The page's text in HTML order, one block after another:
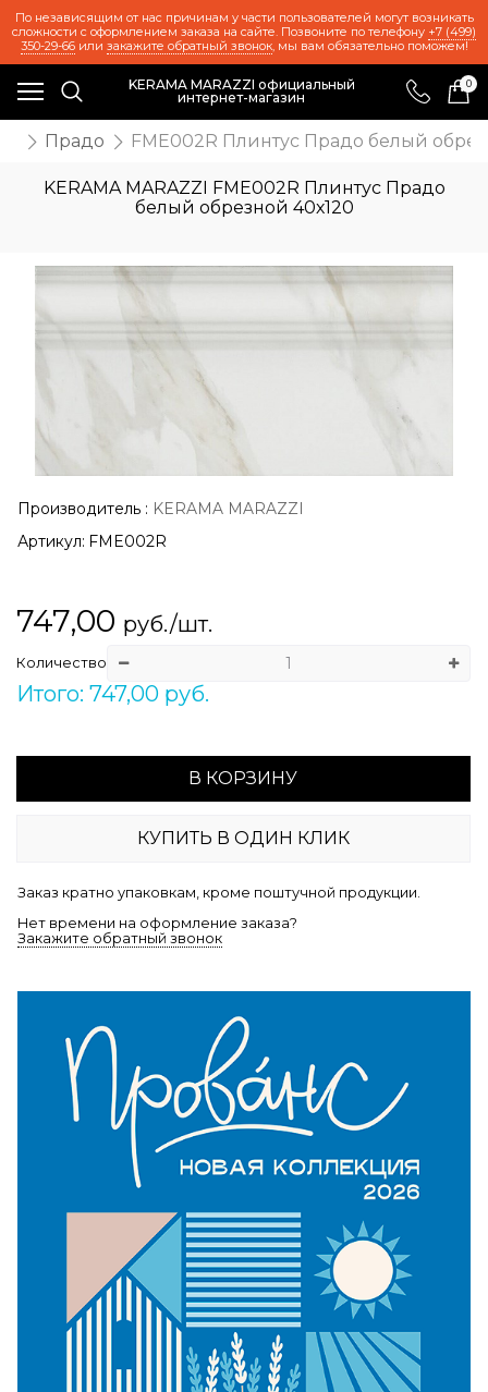
По независящим от нас причинам у части пользователей могут возникать
сложности с оформлением заказа на сайте. Позвоните по телефону +7 (499)
350-29-66или закажите обратный звонок, мы вам обязательно поможем!
KERAMA MARAZZI официальный
интернет-магазин
0
Прадо FME002R Плинтус Прадо белый
KERAMA MARAZZI FME002R Плинтус Прадо
белый обрезной 40х120
Производитель : KERAMA MARAZZI
Артикул: FME002R
747,00 руб./шт.
Количество
Итого: 747,00 руб.
В КОРЗИНУ
КУПИТЬ В ОДИН КЛИК
Заказ кратно упаковкам, кроме поштучной продукции.
Нет времени на оформление заказа?
Закажите обратный звонок